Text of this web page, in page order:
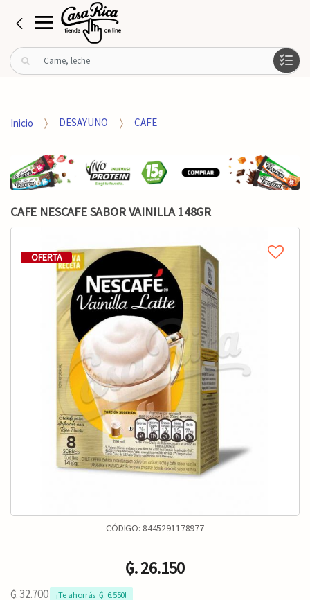
B
u
rInicio DESAYUNO CAFE
CAFE NESCAFE SABOR VAINILLA 148GR
OFERTA
CÓDIGO: 8445291178977
₲. 26.150
₲. 32.700 ¡Te ahorrás  ₲. 6.550!